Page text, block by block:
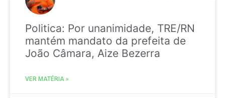
Politica: Por unanimidade, TRE/RN
mantém mandato da prefeita de
João Câmara, Aize Bezerra
VER MATÉRIA »